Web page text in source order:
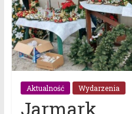
Aktualność Wydarzenia
Jarmark